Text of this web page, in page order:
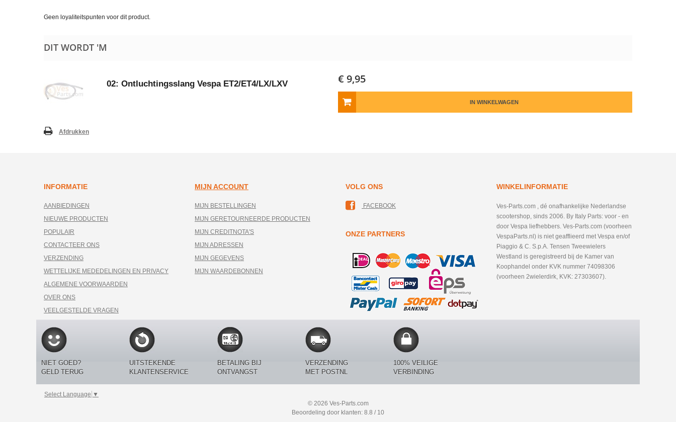
Geen loyaliteitspunten voor dit product.
DIT WORDT 'M
02: Ontluchtingsslang Vespa ET2/ET4/LX/LXV € 9,95
IN WINKELWAGEN
Afdrukken
INFORMATIE
AANBIEDINGEN
NIEUWE PRODUCTEN
POPULAIR
CONTACTEER ONS
VERZENDING
WETTELIJKE MEDEDELINGEN EN PRIVACY
ALGEMENE VOORWAARDEN
OVER ONS
VEELGESTELDE VRAGEN
MIJN ACCOUNT
MIJN BESTELLINGEN
MIJN GERETOURNEERDE PRODUCTEN
MIJN CREDITNOTA'S
MIJN ADRESSEN
MIJN GEGEVENS
MIJN WAARDEBONNEN
VOLG ONS
FACEBOOK
ONZE PARTNERS
WINKELINFORMATIE
Ves-Parts.com , dé onafhankelijke Nederlandse
scootershop, sinds 2006. By Italy Parts: voor - en
door Vespa liefhebbers. Ves-Parts.com (voorheen
VespaParts.nl) is niet geafflieerd met Vespa en/of
Piaggio & C. S.p.A. Tensen Tweewielers
Westland is geregistreerd bij de Kamer van
Koophandel onder KVK nummer 74098306
(voorheen 2wielerdirk, KVK: 27303607).
NIET GOED?
GELD TERUG
UITSTEKENDE
KLANTENSERVICE
BETALING BIJ
ONTVANGST
VERZENDING
MET POSTNL
100% VEILIGE
VERBINDING
Select Language ▼
© 2026 Ves-Parts.com
Beoordeling door klanten: 8.8 / 10